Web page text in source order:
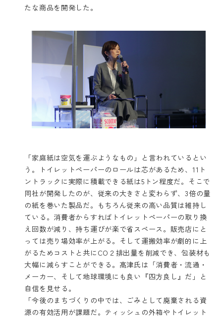
たな商品を開発した。
「家庭紙は空気を運ぶようなもの」と言われているとい
う。トイレットペーパーのロールは芯があるため、11ト
ントラックに実際に積載できる紙は5トン程度だ。そこで
同社が開発したのが、従来の大きさと変わらず、3倍の量
の紙を巻いた製品だ。もちろん従来の高い品質は維持し
ている。消費者からすればトイレットペーパーの取り換
え回数が減り、持ち運びが楽で省スペース。販売店にと
っては売り場効率が上がる。そして運搬効率が劇的に上
がるためコストと共にCO２排出量を削減でき、包装材も
大幅に減らすことができる。髙津氏は「消費者・流通・
メーカー、そして地球環境にも良い『四方良し』だ」と
自信を見せる。
「今後のまちづくりの中では、ごみとして廃棄される資
源の有効活用が課題だ。ティッシュの外箱やトイレット